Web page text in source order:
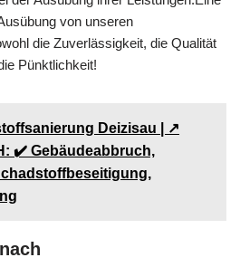
von unseren
die Zuverlässigkeit, die Qualität
Pünktlichkeit!
Deizisau | ↗️
✔️ Gebäudeabbruch,